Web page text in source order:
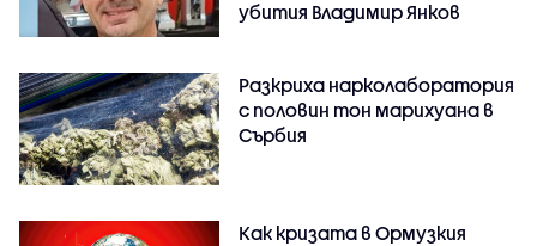
убития Владимир Янков
Разкриха нарколаборатория
с половин тон марихуана в
Сърбия
Как кризата в Ормузкия